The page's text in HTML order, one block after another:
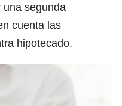
una segunda
cuenta las
hipotecado.